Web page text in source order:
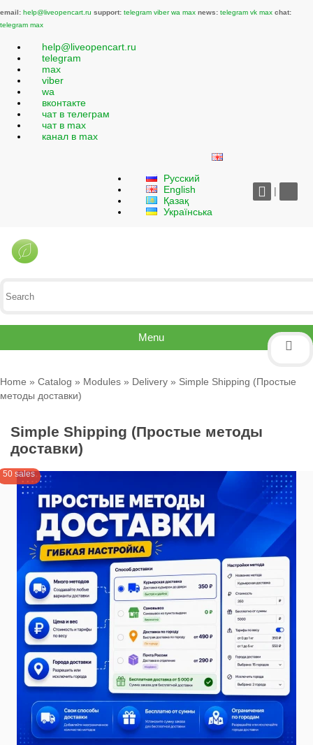
email: help@liveopencart.ru support: telegram viber wa max news: telegram vk max chat:
telegram max
help@liveopencart.ru
telegram
max
viber
wa
вконтакте
чат в телеграм
чат в max
канал в max
Русский
English
Қазақ
Українська
|
Menu
Home » Catalog » Modules » Delivery » Simple Shipping (Простые
методы доставки)
Simple Shipping (Простые методы
доставки)
50 sales